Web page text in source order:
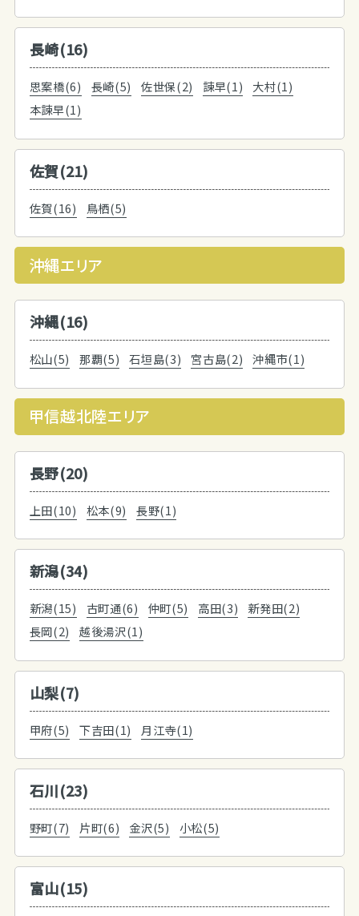
長崎(16)
思案橋(6) 長崎(5) 佐世保(2) 諫早(1)
大村(1)
本諫早(1)
佐賀(21)
佐賀(16) 鳥栖(5)
沖縄エリア
沖縄(16)
松山(5) 那覇(5) 石垣島(3) 宮古島(2) 沖縄市(1)
甲信越北陸エリア
長野(20)
上田(10) 松本(9) 長野(1)
新潟(34)
新潟(15) 古町通(6) 仲町(5) 高田(3)
新発田(2)
長岡(2)
越後湯沢(1)
山梨(7)
甲府(5) 下吉田(1) 月江寺(1)
石川(23)
野町(7) 片町(6) 金沢(5) 小松(5)
富山(15)